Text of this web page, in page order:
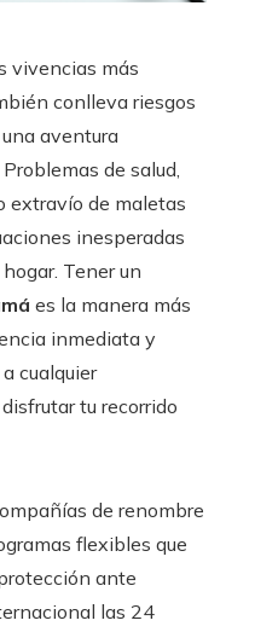
vivencias más
conlleva riesgos
aventura
de salud,
extravío de maletas
inesperadas
Tener un
es la manera más
inmediata y
cualquier
tu recorrido
de renombre
flexibles que
ante
las 24